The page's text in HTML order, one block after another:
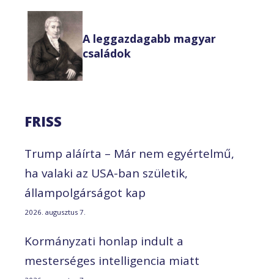
A leggazdagabb magyar
családok
FRISS
Trump aláírta – Már nem egyértelmű,
ha valaki az USA-ban születik,
állampolgárságot kap
2026. augusztus 7.
Kormányzati honlap indult a
mesterséges intelligencia miatt